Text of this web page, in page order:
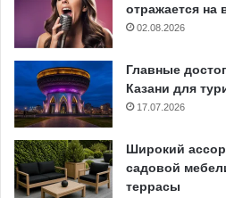
отражается
02.08.2026
Главные
Казани для
17.07.2026
Широкий
садовой
террасы